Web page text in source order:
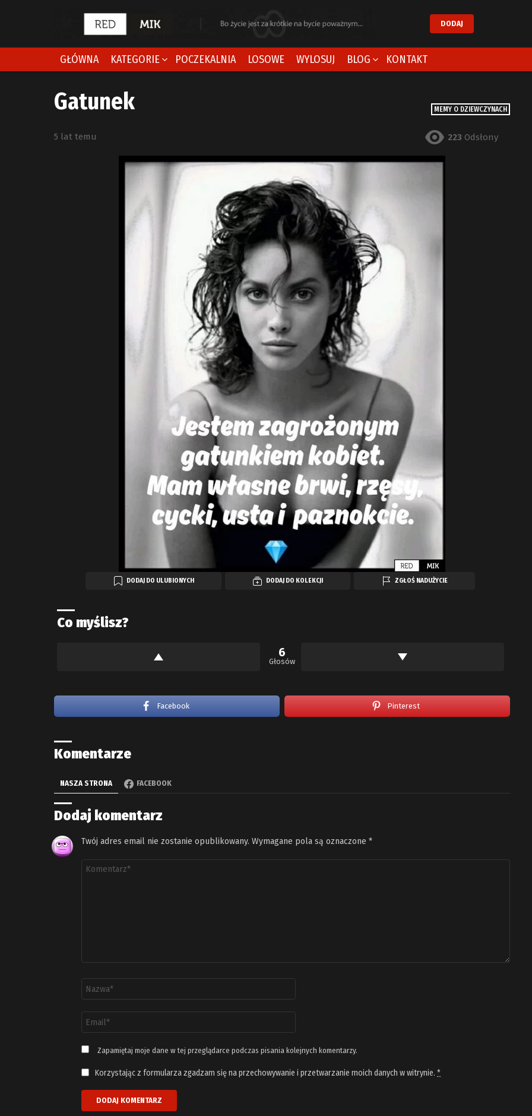
DODAJ
GŁÓWNA KATEGORIE POCZEKALNIA LOSOWE WYLOSUJ BLOG KONTAKT
MEMY O DZIEWCZYNACH
Gatunek
5 lat temu 223 Odsłony
DODAJ DO ULUBIONYCH DODAJ DO KOLEKCJI ZGŁOŚ NADUŻYCIE
Co myślisz?
6
Głosów
Facebook Pinterest
Komentarze
NASZA STRONA FACEBOOK
Dodaj komentarz
Twój adres email nie zostanie opublikowany. Wymagane pola są oznaczone *
Komentarz
email
*
Zapamiętaj moje dane w tej przeglądarce podczas pisania kolejnych komentarzy.
Korzystając z formularza zgadzam się na przechowywanie i przetwarzanie moich danych w witrynie. *